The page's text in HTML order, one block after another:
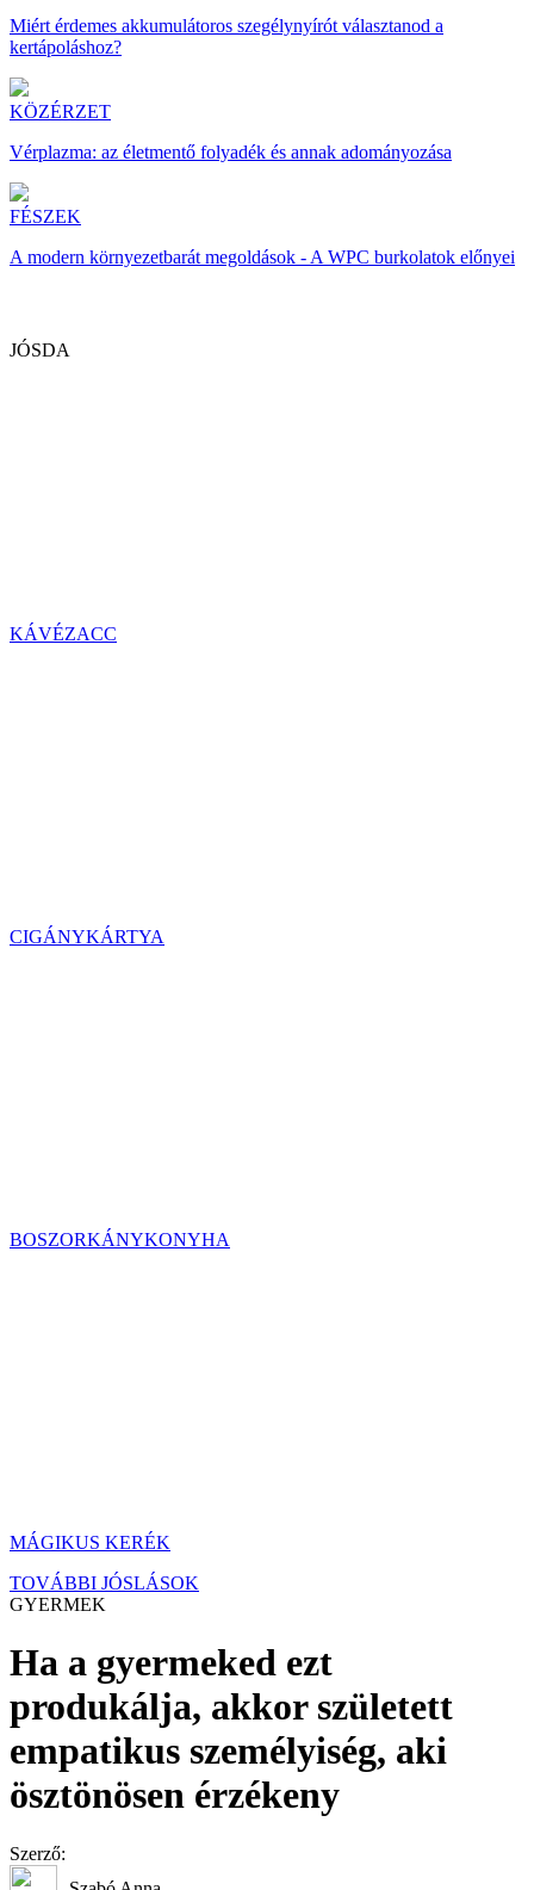
Miért érdemes akkumulátoros szegélynyírót választanod a
kertápoláshoz?
KÖZÉRZET
Vérplazma: az életmentő folyadék és annak adományozása
FÉSZEK
A modern környezetbarát megoldások - A WPC burkolatok előnyei
JÓSDA
KÁVÉZACC
CIGÁNYKÁRTYA
BOSZORKÁNYKONYHA
MÁGIKUS KERÉK
TOVÁBBI JÓSLÁSOK
GYERMEK
Ha a gyermeked ezt
produkálja, akkor született
empatikus személyiség, aki
ösztönösen érzékeny
Szerző: